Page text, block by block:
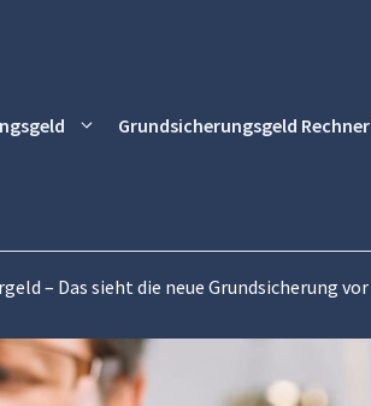
Grundsicherungsgeld Rechner
– Das sieht die neue Grundsicherung vor